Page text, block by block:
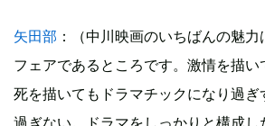
矢田部 ：（中川映画のいちばんの魅
フェアであるところです。激情を描い
死を描いてもドラマチックになり過ぎ